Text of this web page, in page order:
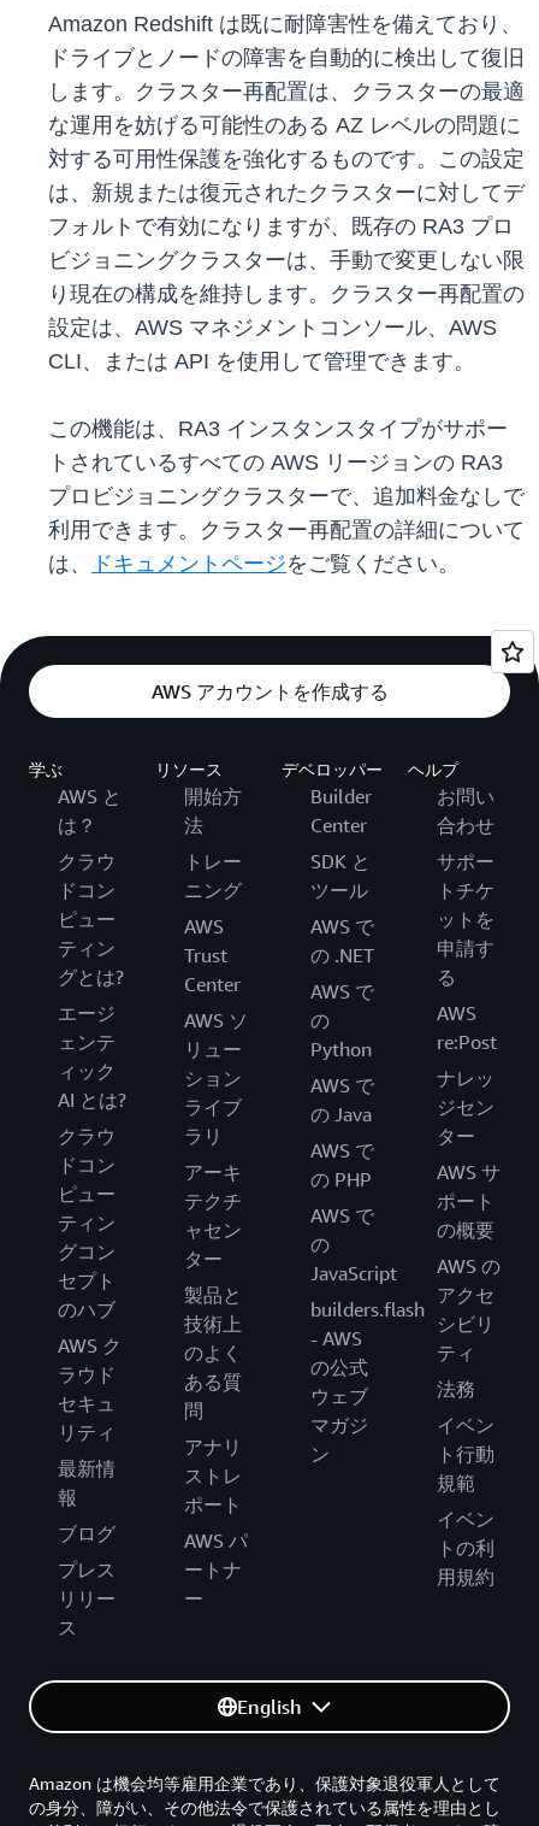
Amazon Redshift は既に耐障害性を備えており、
ドライブとノードの障害を自動的に検出して復旧
します。クラスター再配置は、クラスターの最適
な運用を妨げる可能性のある AZ レベルの問題に
対する可用性保護を強化するものです。この設定
は、新規または復元されたクラスターに対してデ
フォルトで有効になりますが、既存の RA3 プロ
ビジョニングクラスターは、手動で変更しない限
り現在の構成を維持します。クラスター再配置の
設定は、AWS マネジメントコンソール、AWS
CLI、または API を使用して管理できます。
この機能は、RA3 インスタンスタイプがサポー
トされているすべての AWS リージョンの RA3
プロビジョニングクラスターで、追加料金なしで
利用できます。クラスター再配置の詳細について
は、
ドキュメントページをご覧ください。
AWS アカウントを作成する
学ぶ
AWS と
は？
クラウ
ドコン
ピュー
ティン
グとは?
エージ
ェンテ
ィック
AI とは?
クラウ
ドコン
ピュー
ティン
グコン
セプト
のハブ
AWS ク
ラウド
セキュ
リティ
最新情
報
ブログ
プレス
リリー
ス
リソース
開始方
法
トレー
ニング
AWS
Trust
Center
AWS ソ
リュー
ション
ライブ
ラリ
アーキ
テクチ
ャセン
ター
製品と
技術上
のよく
ある質
問
アナリ
ストレ
ポート
AWS パ
ートナ
ー
デベロッパー
Builder
Center
SDK と
ツール
AWS で
の .NET
AWS で
の
Python
AWS で
の Java
AWS で
の PHP
AWS で
の
JavaScript
builders.flash
- AWS
の公式
ウェブ
マガジ
ン
ヘルプ
お問い
合わせ
サポー
トチケ
ットを
申請す
る
AWS
re:Post
ナレッ
ジセン
ター
AWS サ
ポート
の概要
AWS の
アクセ
シビリ
ティ
法務
イベン
ト行動
規範
イベン
トの利
用規約
English
Amazon は機会均等雇用企業であり、保護対象退役軍人として
の身分、障がい、その他法令で保護されている属性を理由とし